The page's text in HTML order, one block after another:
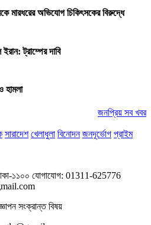
মারধরের অভিযোগ চিকিৎসকের বিরুদ্ধে
ট্রাম্পের দাবি
হামলা
জনপ্রিয় সব খবর
সারাদেশ খেলাধুলা বিনোদন জনদূর্ভোগ প্রাইম
ঢাকা-১১০০ যোগাযোগ: 01311-625776
সংক্রান্ত বিষয়